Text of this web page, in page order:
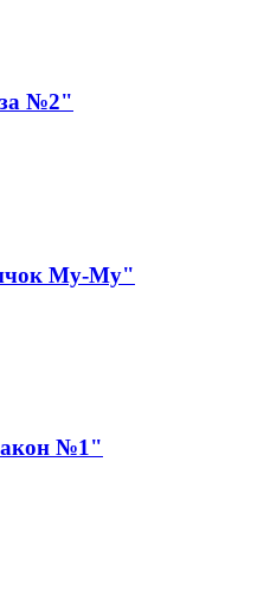
№2"
Му-Му"
№1"